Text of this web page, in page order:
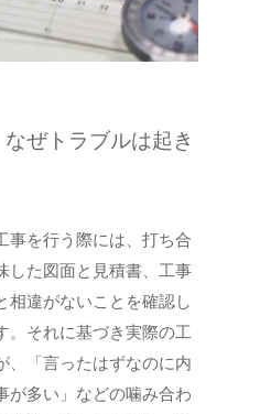
ぜトラブルは起き
事を行う際には、打ち合
した図面と見積書、工事
相違がないことを確認し
。それに基づき実際の工
、「言ったはずなのに内
が多い」などの噛み合わ